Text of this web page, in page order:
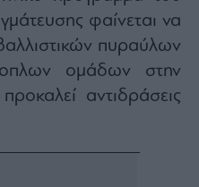
φαίνεται να
πυραύλων
ομάδων στην
αντιδράσεις